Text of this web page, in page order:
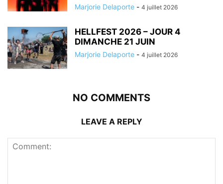
Marjorie Delaporte - 4 juillet 2026
HELLFEST 2026 – JOUR 4
DIMANCHE 21 JUIN
Marjorie Delaporte - 4 juillet 2026
NO COMMENTS
LEAVE A REPLY